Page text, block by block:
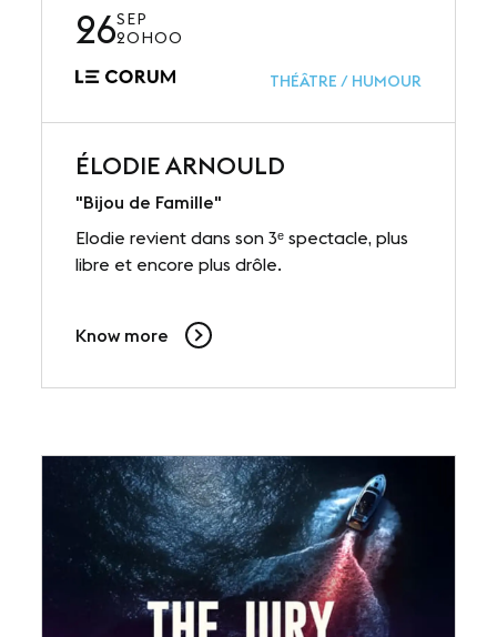
26SEP
20H00
THÉÂTRE / HUMOUR
ÉLODIE ARNOULD
"Bijou de Famille"
Elodie revient dans son 3ᵉ spectacle, plus
libre et encore plus drôle.
Know more